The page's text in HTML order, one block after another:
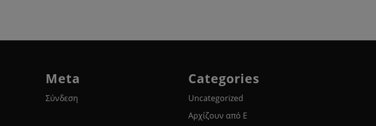
Meta
Σύνδεση
Categories
Uncategorized
Αρχίζουν από Ε